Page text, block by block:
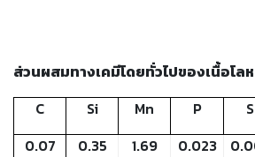
โอทู
เชื่อม
ส่วนผสมทางเคมีโดยทั่วไปของเนื้อโลห
C
Si Mn P S
0.07
0.35 1.69 0.023